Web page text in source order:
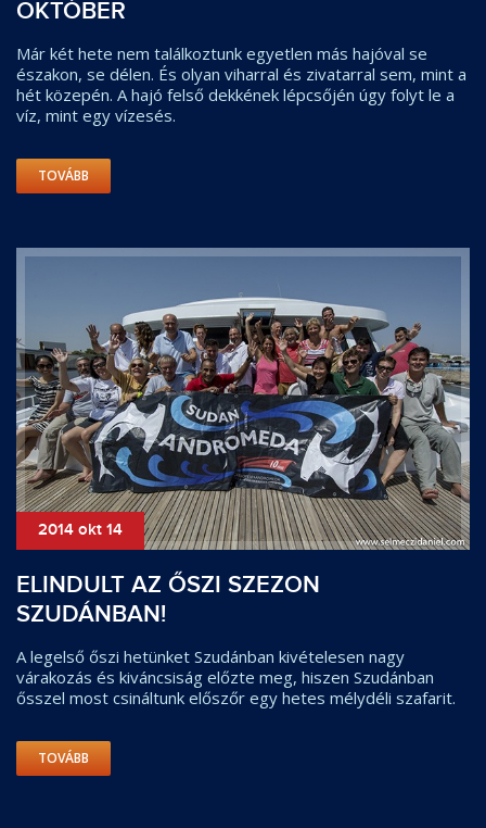
OKTÓBER
Már két hete nem találkoztunk egyetlen más hajóval se
északon, se délen. És olyan viharral és zivatarral sem, mint a
hét közepén. A hajó felső dekkének lépcsőjén úgy folyt le a
víz, mint egy vízesés.
TOVÁBB
2014 okt 14
ELINDULT AZ ŐSZI SZEZON
SZUDÁNBAN!
A legelső őszi hetünket Szudánban kivételesen nagy
várakozás és kiváncsiság előzte meg, hiszen Szudánban
ősszel most csináltunk előszőr egy hetes mélydéli szafarit.
TOVÁBB